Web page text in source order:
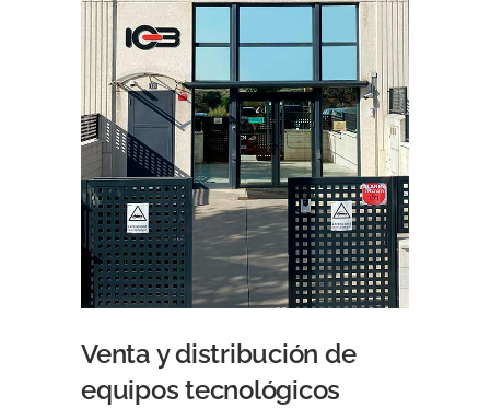
Venta y distribución de
equipos tecnológicos